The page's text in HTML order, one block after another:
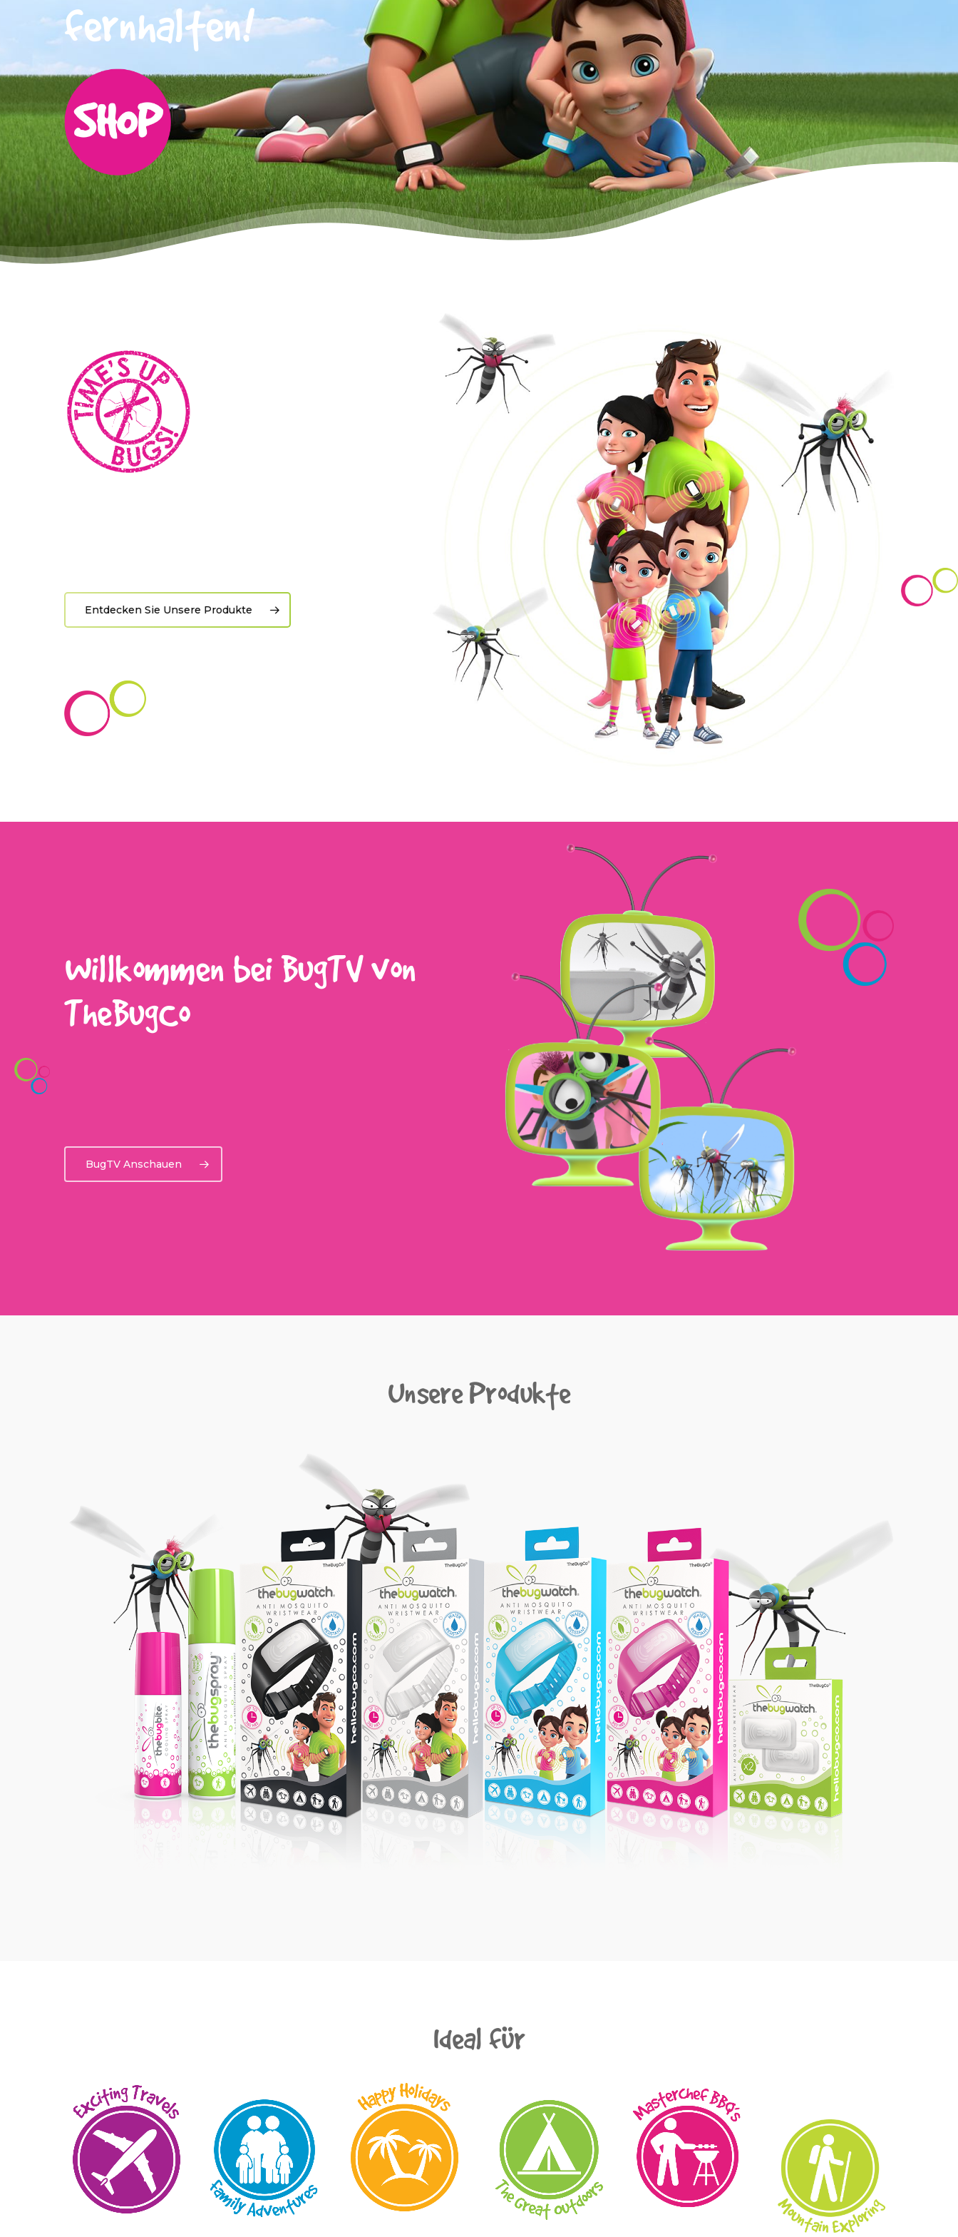
fernhalten!
Entdecken Sie Unsere Produkte
Willkommen bei BugTV von
TheBugCo
BugTV Anschauen
Unsere Produkte
Ideal für